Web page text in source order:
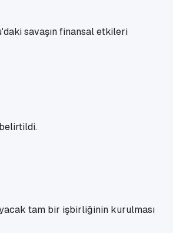
savaşın finansal etkileri
belirtildi.
tam bir işbirliğinin kurulması